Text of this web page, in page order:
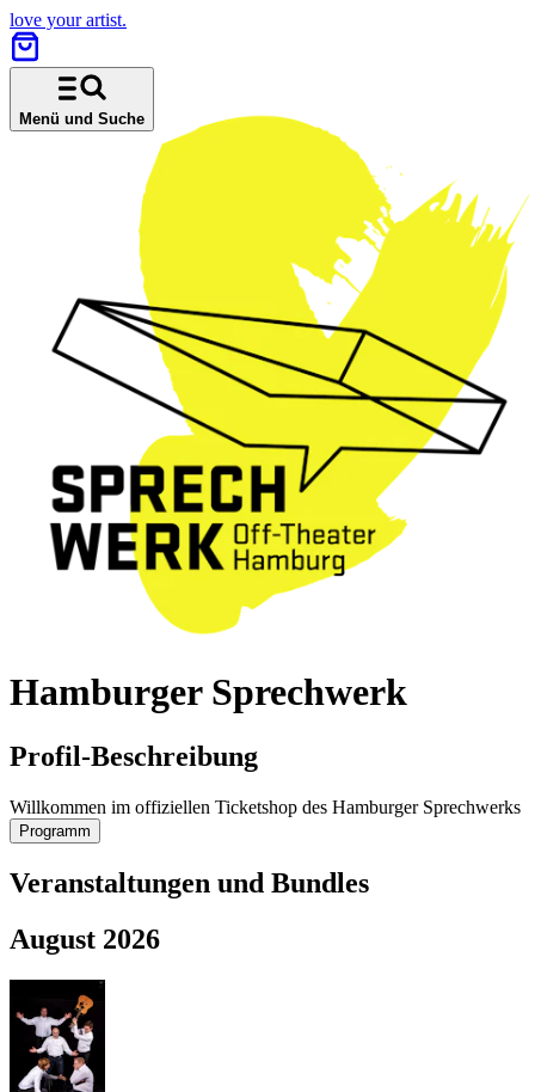
love your artist.
Menü und Suche
Hamburger Sprechwerk
Profil-Beschreibung
Willkommen im offiziellen Ticketshop des Hamburger Sprechwerks
Programm
Veranstaltungen und Bundles
August 2026